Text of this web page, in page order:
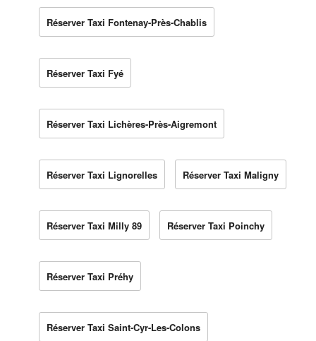
Réserver Taxi Fontenay-Près-Chablis
Réserver Taxi Fyé
Réserver Taxi Lichères-Près-Aigremont
Réserver Taxi Lignorelles Réserver Taxi Maligny
Réserver Taxi Milly 89 Réserver Taxi Poinchy
Réserver Taxi Préhy
Réserver Taxi Saint-Cyr-Les-Colons